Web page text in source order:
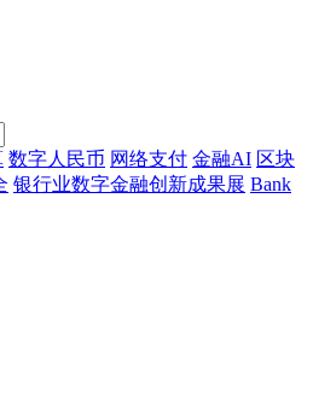
数字人民币 网络支付 金融AI 区块
银行业数字金融创新成果展 Bank